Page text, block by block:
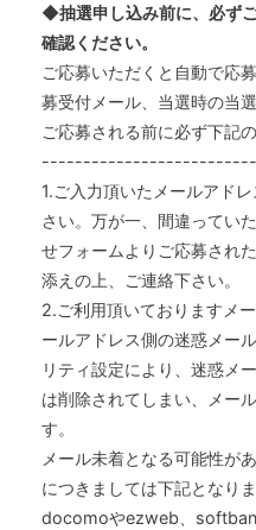
◆抽選申し込み前に、必ず
確認ください。
ご応募いただくと自動で応
募受付メール、当選時の当
ご応募される前に必ず下記
1.ご入力頂いたメールアド
さい。万が一、間違ってい
せフォームよりご応募され
添えの上、ご連絡下さい。
2.ご利用頂いておりますメ
ールアドレス側の迷惑メー
リティ設定により、迷惑メ
は削除されてしまい、メー
す。
メール未着となる可能性が
につきましては下記となりま
docomoやezweb、